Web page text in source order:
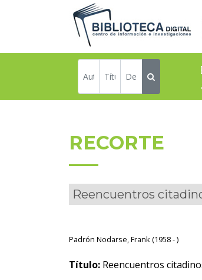
RECORTE
Reencuentros
Padrón Nodarse, Frank (1958 - )
Título: Reencuentros